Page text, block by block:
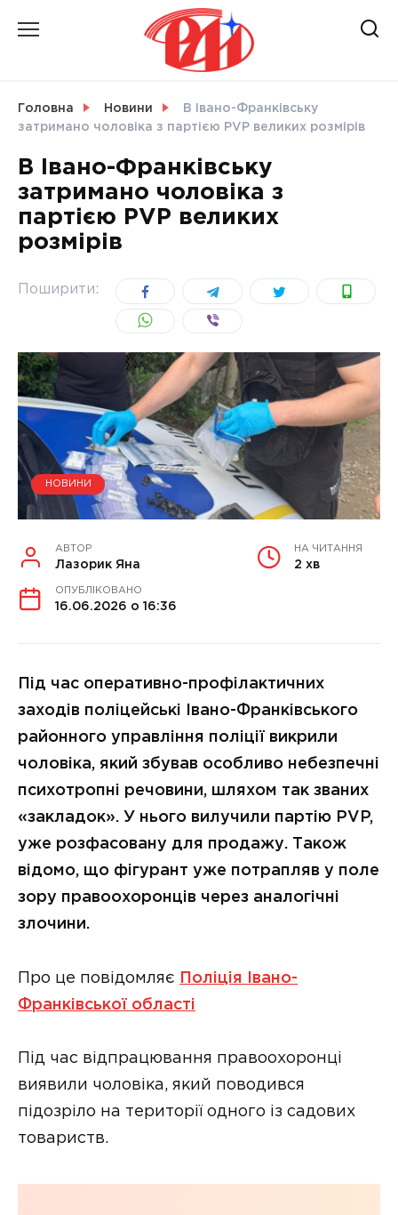
УКРАЇНА
Головна Новини
В Івано-Франківську
затримано чоловіка з партією PVP великих розмірів
В Івано-Франківську
затримано чоловіка з
партією PVP великих
розмірів
Поширити:
НОВИНИ
АВТОР
Лазорик Яна
НА ЧИТАННЯ
2 хв
ОПУБЛІКОВАНО
16.06.2026 о 16:36
Під час оперативно-профілактичних
заходів поліцейські Івано-Франківського
районного управління поліції викрили
чоловіка, який збував особливо небезпечні
психотропні речовини, шляхом так званих
«закладок». У нього вилучили партію PVP,
уже розфасовану для продажу. Також
відомо, що фігурант уже потрапляв у поле
зору правоохоронців через аналогічні
злочини.
Про це повідомляє
Поліція Івано-
Франківської області
Під час відпрацювання правоохоронці
виявили чоловіка, який поводився
підозріло на території одного із садових
товариств.